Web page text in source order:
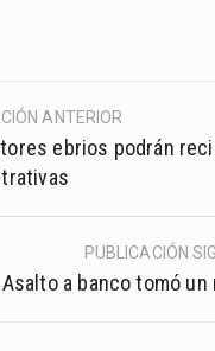
ANTERIOR
ebrios podrán
PUBLICACIÓN
Asalto a banco tomó un